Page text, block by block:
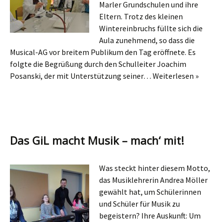
Marler Grundschulen und ihre
Eltern. Trotz des kleinen
Wintereinbruchs füllte sich die
Aula zunehmend, so dass die
Musical-AG vor breitem Publikum den Tag eröffnete. Es
folgte die Begrüßung durch den Schulleiter Joachim
Posanski, der mit Unterstützung seiner… Weiterlesen »
Das GiL macht Musik – mach‘ mit!
Was steckt hinter diesem Motto,
das Musiklehrerin Andrea Möller
gewählt hat, um Schülerinnen
und Schüler für Musik zu
begeistern? Ihre Auskunft: Um